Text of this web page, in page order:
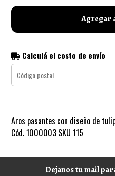
Agregar
Calculá el costo de envío
Aros pasantes con diseño de
Cód. 1000003 SKU 115
Dejanos tu mail